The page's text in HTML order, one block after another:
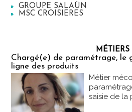
GROUPE SALAÜN
MSC CROISIERES
MÉTIERS
Chargé(e) de paramétrage, le
ligne des produits
Métier
saisie de la